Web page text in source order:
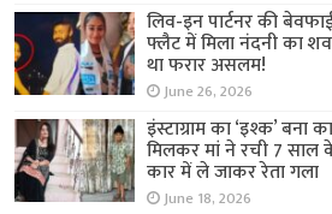
लिव-इन पार्टनर की
फ्लैट में मिला नंदनी का
था फरार असलम!
June 26, 2026
इंस्टाग्राम का ‘इश्क’
मिलकर मां ने रची 7 साल
कार में ले जाकर रेता गला
June 18, 2026